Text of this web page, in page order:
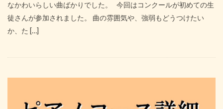
なかわいらしい曲ばかりでした。 今回はコンクールが初めての生
徒さんが参加されました。 曲の雰囲気や、強弱もどうつけたい
か、た […]